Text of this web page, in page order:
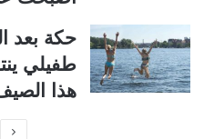
حكة بعد
طفيلي
هذا